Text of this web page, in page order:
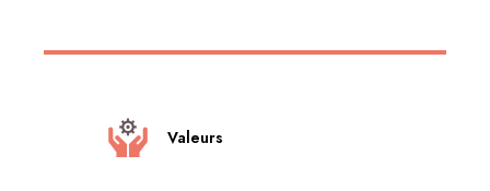
Valeurs